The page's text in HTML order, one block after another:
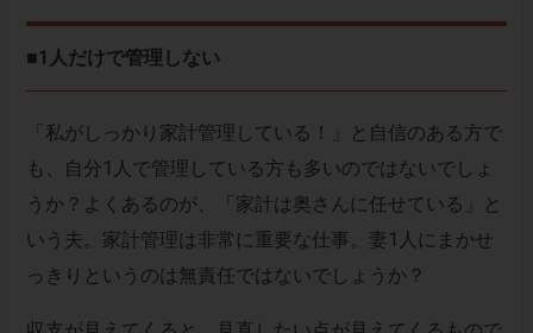
■1人だけで管理しない
「私がしっかり家計管理している！」と自信のある方で
も、自分1人で管理している方も多いのではないでしょ
うか？よくあるのが、「家計は奥さんに任せている」と
いう夫。家計管理は非常に重要な仕事。妻1人にまかせ
っきりというのは無責任ではないでしょうか？